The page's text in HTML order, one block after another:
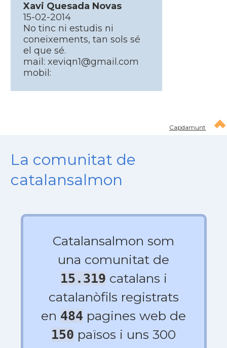
Xavi Quesada Novas
15-02-2014
No tinc ni estudis ni
coneixements, tan sols sé
el que sé.
mail: xeviqn1@gmail.com
mobil:
Capdamunt
La comunitat de
catalansalmon
Catalansalmon som
una comunitat de
15.319 catalans i
catalanòfils registrats
en 484 pagines web de
150 països i uns 300